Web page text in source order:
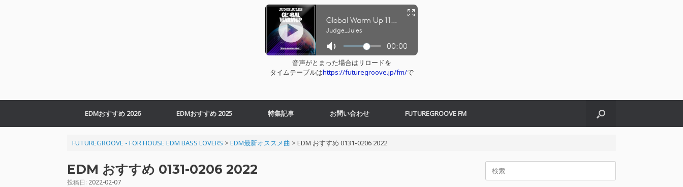
音声がとまった場合はリロードを
タイムテーブルはhttps://futuregroove.jp/fm/で
EDMおすすめ 2026 EDMおすすめ 2025 特集記事 お問い合わせ FUTUREGROOVE FM
FUTUREGROOVE - FOR HOUSE EDM BASS LOVERS > EDM最新オススメ曲 > EDM おすすめ 0131-0206 2022
EDM おすすめ 0131-0206 2022
投稿日: 2022-02-07
検